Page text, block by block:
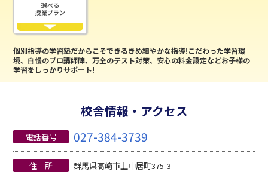
選べる
授業プラン
個別指導の学習塾だからこそできるきめ細やかな指導!こだわった学習環
境、自慢のプロ講師陣、万全のテスト対策、安心の料金設定などお子様の
学習をしっかりサポート!
校舎情報・アクセス
電話番号 027-384-3739
住 所 群馬県高崎市上中居町375-3